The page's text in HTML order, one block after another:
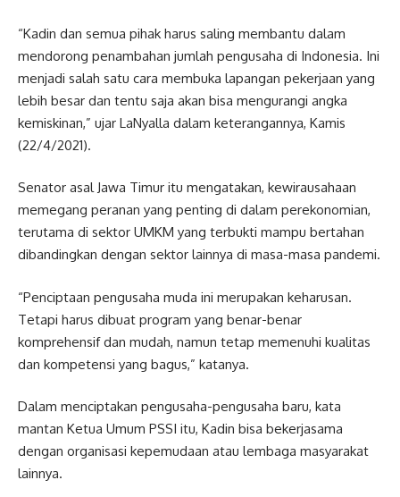
“Kadin dan semua pihak harus saling membantu dalam
mendorong penambahan jumlah pengusaha di Indonesia. Ini
menjadi salah satu cara membuka lapangan pekerjaan yang
lebih besar dan tentu saja akan bisa mengurangi angka
kemiskinan,” ujar LaNyalla dalam keterangannya, Kamis
(22/4/2021).
Senator asal Jawa Timur itu mengatakan, kewirausahaan
memegang peranan yang penting di dalam perekonomian,
terutama di sektor UMKM yang terbukti mampu bertahan
dibandingkan dengan sektor lainnya di masa-masa pandemi.
“Penciptaan pengusaha muda ini merupakan keharusan.
Tetapi harus dibuat program yang benar-benar
komprehensif dan mudah, namun tetap memenuhi kualitas
dan kompetensi yang bagus,” katanya.
Dalam menciptakan pengusaha-pengusaha baru, kata
mantan Ketua Umum PSSI itu, Kadin bisa bekerjasama
dengan organisasi kepemudaan atau lembaga masyarakat
lainnya.